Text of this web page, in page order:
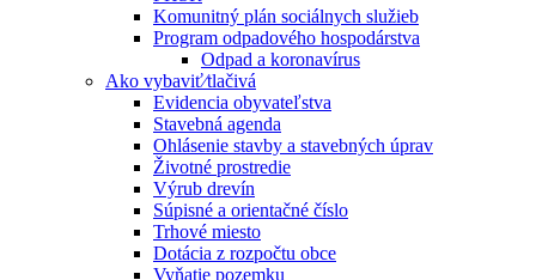
Komunitný plán sociálnych služieb
Program odpadového hospodárstva
Odpad a koronavírus
Ako vybaviť⁄tlačivá
Evidencia obyvateľstva
Stavebná agenda
Ohlásenie stavby a stavebných úprav
Životné prostredie
Výrub drevín
Súpisné a orientačné číslo
Trhové miesto
Dotácia z rozpočtu obce
Vyňatie pozemku